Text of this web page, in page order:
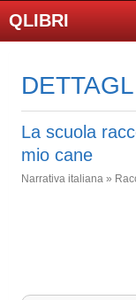
QLIBRI
La scuola
mio cane
Narrativa italiana »